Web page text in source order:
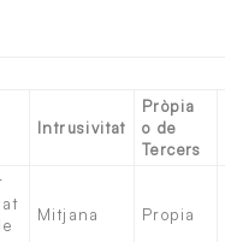
Intrusivitat
Pròpia
o de
Tercers
Mitjana Propia